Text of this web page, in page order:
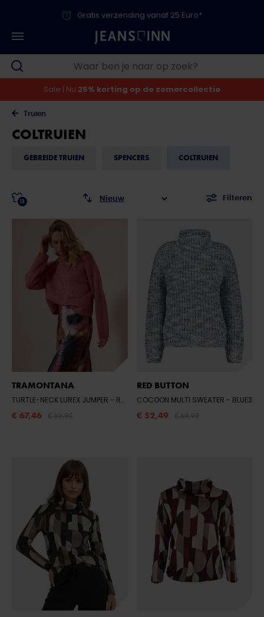
Gratis verzending vanaf 25 Euro*
Sale | Nu 25% korting op de zomercollectie
Truien
COLTRUIEN
GEBREIDE TRUIEN SPENCERS COLTRUIEN
Filteren
13
TRAMONTANA
TURTLE-NECK LUREX JUMPER - ROSEWOOD 004510
€ 67,46
RED BUTTON
COCOON MULTI SWEATER - BLUE3
€ 52,49